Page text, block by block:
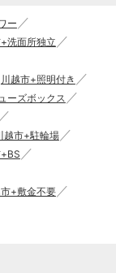
ー
洗面所独立
川越市+照明付き
ーズボックス
越市+駐輪場
市+敷金不要